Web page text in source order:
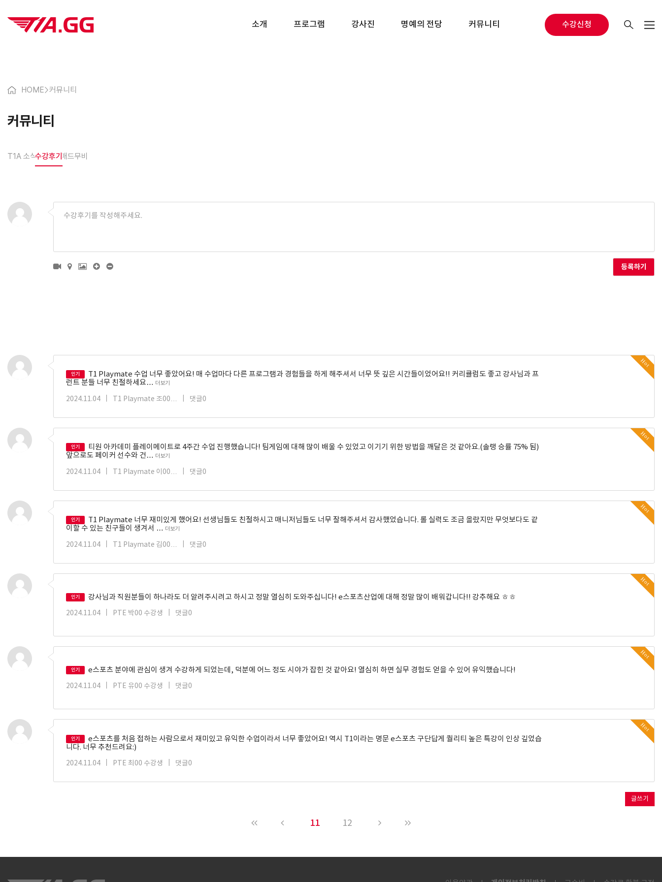
소개 프로그램 강사진 명예의 전당 커뮤니티 수강신청
HOME>커뮤니티
커뮤니티
T1A 소식수강후기 매드무비
등록하기
Hot
인기
T1 Playmate 수업 너무 좋았어요! 매 수업마다 다른 프로그램과 경험들을 하게 해주셔서 너무 뜻 깊은 시간들이었어요!! 커리큘럼도 좋고 강사님과 프
런트 분들 너무 친절하세요… 더보기
2024.11.04 T1 Playmate 조00… 댓글0
Hot
인기
티원 아카데미 플레이메이트로 4주간 수업 진행했습니다! 팀게임에 대해 많이 배울 수 있었고 이기기 위한 방법을 깨달은 것 같아요.(솔랭 승률 75% 됨)
앞으로도 페이커 선수와 건… 더보기
2024.11.04 T1 Playmate 이00… 댓글0
Hot
인기
T1 Playmate 너무 재미있게 했어요! 선생님들도 친절하시고 매니저님들도 너무 잘해주셔서 감사했었습니다. 롤 실력도 조금 올랐지만 무엇보다도 같
이할 수 있는 친구들이 생겨서 … 더보기
2024.11.04 T1 Playmate 김00… 댓글0
Hot
인기 강사님과 직원분들이 하나라도 더 알려주시려고 하시고 정말 열심히 도와주십니다! e스포츠산업에 대해 정말 많이 배워갑니다!! 강추해요 ㅎㅎ
2024.11.04 PTE 박00 수강생 댓글0
Hot
인기 e스포츠 분야에 관심이 생겨 수강하게 되었는데, 덕분에 어느 정도 시야가 잡힌 것 같아요! 열심히 하면 실무 경험도 얻을 수 있어 유익했습니다!
2024.11.04 PTE 유00 수강생 댓글0
Hot
인기
e스포츠를 처음 접하는 사람으로서 재미있고 유익한 수업이라서 너무 좋았어요! 역시 T1이라는 명문 e스포츠 구단답게 퀄리티 높은 특강이 인상 깊었습
니다. 너무 추천드려요:)
2024.11.04 PTE 최00 수강생 댓글0
글쓰기
11 12